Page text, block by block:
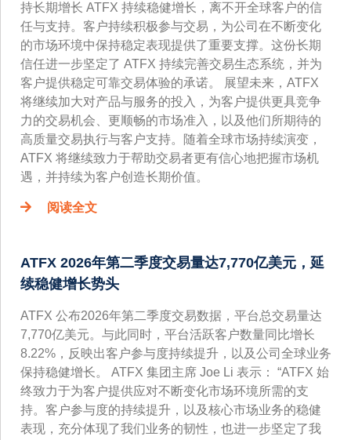
持长期增长 ATFX 持续稳健增长，离不开全球客户的信
任与支持。客户持续积极参与交易，为公司在不断变化
的市场环境中保持稳定表现提供了重要支撑。这份长期
信任进一步坚定了 ATFX 持续完善交易生态系统，并为
客户提供稳定可靠交易体验的承诺。 展望未来，ATFX
将继续加大对产品与服务的投入，为客户提供更具竞争
力的交易机会、更顺畅的市场准入，以及他们所期待的
高质量交易执行与客户支持。随着全球市场持续演变，
ATFX 将继续致力于帮助交易者更有信心地把握市场机
遇，并持续为客户创造长期价值。
阅读全文
ATFX 2026年第二季度交易量达7,770亿美元，延
续稳健增长势头
ATFX 公布2026年第二季度交易数据，平台总交易量达
7,770亿美元。与此同时，平台活跃客户数量同比增长
8.22%，反映出客户参与度持续提升，以及公司全球业务
保持稳健增长。 ATFX 集团主席 Joe Li 表示： “ATFX 始
终致力于为客户提供应对不断变化市场环境所需的支
持。客户参与度的持续提升，以及核心市场业务的稳健
表现，充分体现了我们业务的韧性，也进一步坚定了我